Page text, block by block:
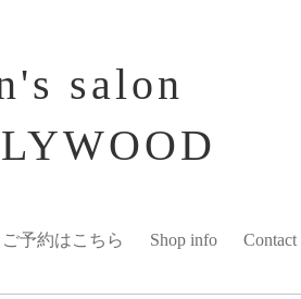
salon
ご予約はこちら Shop info Contact